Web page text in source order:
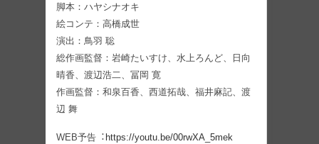
脚本：ハヤシナオキ
絵コンテ：⾼橋成世
演出：⿃⽻ 聡
総作画監督：岩崎たいすけ、⽔上ろんど、⽇向
晴⾹、渡辺浩⼆、冨岡 寛
作画監督：和泉百⾹、⻄道拓哉、福井⿇記、渡
辺 舞
WEB予告︓ https://youtu.be/00rwXA_5mek